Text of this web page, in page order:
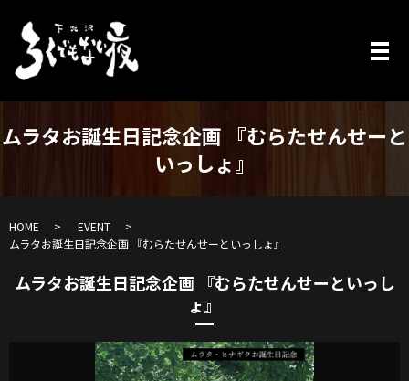
ムラタお誕生日記念企画 『むらたせんせーと
いっしょ』
HOME
EVENT
ムラタお誕生日記念企画 『むらたせんせーといっしょ』
ムラタお誕生日記念企画 『むらたせんせーといっし
ょ』